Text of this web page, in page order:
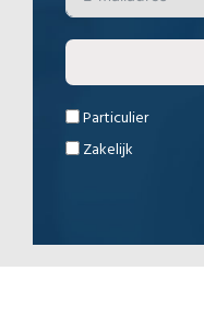
Particulier
Zakelijk